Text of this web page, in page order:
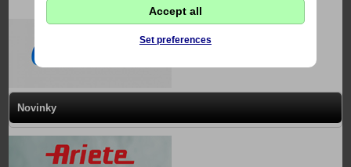
Novinky
Accept all
Set preferences